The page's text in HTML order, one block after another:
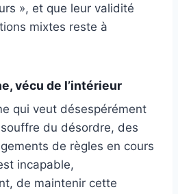
», et que leur validité
mixtes reste à
vécu de l’intérieur
qui veut désespérément
du désordre, des
de règles en cours
incapable,
de maintenir cette